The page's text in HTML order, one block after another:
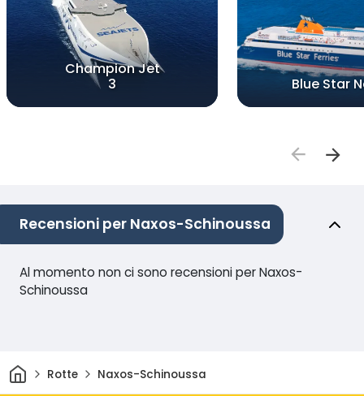
Champion Jet
3
Blue Star
Recensioni per Naxos-Schinoussa
Al momento non ci sono recensioni per Naxos-
Schinoussa
CasaRotte Naxos-Schinoussa